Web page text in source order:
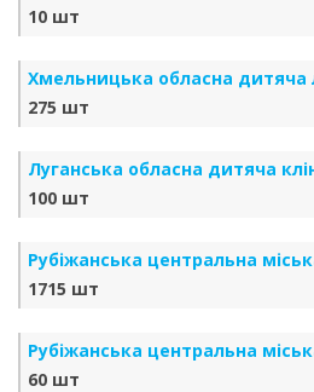
10 шт
Хмельницька обласна дитяча
275 шт
Луганська обласна дитяча
100 шт
Рубіжанська центральна
1715 шт
Рубіжанська центральна
60 шт